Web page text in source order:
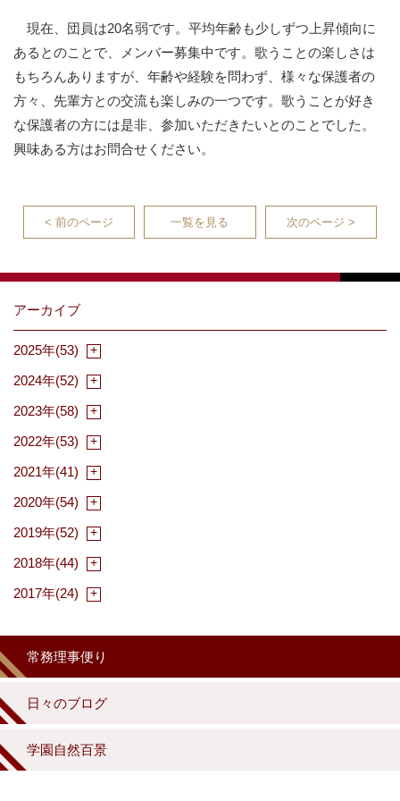
現在、団員は20名弱です。平均年齢も少しずつ上昇傾向に
あるとのことで、メンバー募集中です。歌うことの楽しさは
もちろんありますが、年齢や経験を問わず、様々な保護者の
方々、先輩方との交流も楽しみの一つです。歌うことが好き
な保護者の方には是非、参加いただきたいとのことでした。
興味ある方はお問合せください。
< 前のページ 一覧を見る 次のページ >
常務理事便り
日々のブログ
学園自然百景
アーカイブ
2025年(53)
2024年(52)
2023年(58)
2022年(53)
2021年(41)
2020年(54)
2019年(52)
2018年(44)
2017年(24)